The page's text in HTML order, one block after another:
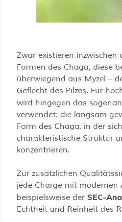
Zwar existieren inzwischen
Formen des Chaga, diese
überwiegend aus Myzel –
Geflecht des Pilzes. Für
wird hingegen das
verwendet: die langsam
Form des Chaga, in der
charakteristische Struktur
konzentrieren.
Zur zusätzlichen
jede Charge mit modernen
beispielsweise der SEC-
Echtheit und Reinheit des